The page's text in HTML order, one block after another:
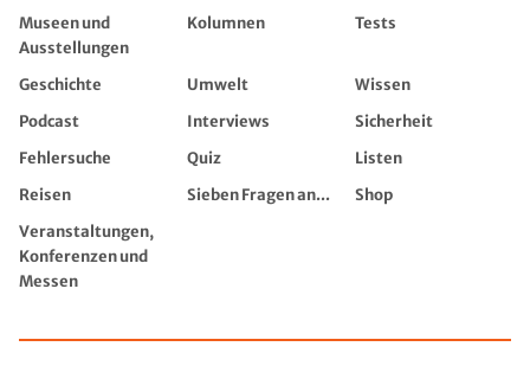
Museen und
Ausstellungen
Kolumnen Tests
Geschichte Umwelt
Wissen
Podcast
Interviews
Sicherheit
Fehlersuche
Quiz
Listen
Reisen
Sieben Fragen an...
Shop
Veranstaltungen,
Konferenzen und
Messen